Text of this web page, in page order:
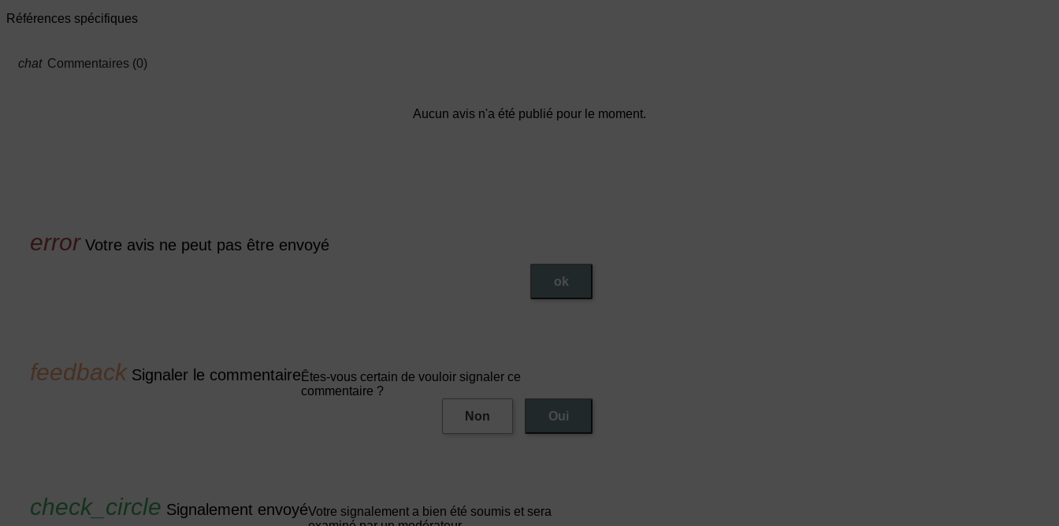
Références spécifiques
Commentaires (0)
Aucun avis n'a été publié pour le moment.
Votre avis ne peut pas être envoyé
ok
Signaler le commentaire Êtes-vous certain de vouloir signaler ce
commentaire ?
Non
Oui
Signalement envoyéVotre signalement a bien été soumis et sera